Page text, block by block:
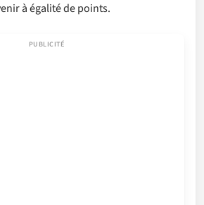
à égalité de points.